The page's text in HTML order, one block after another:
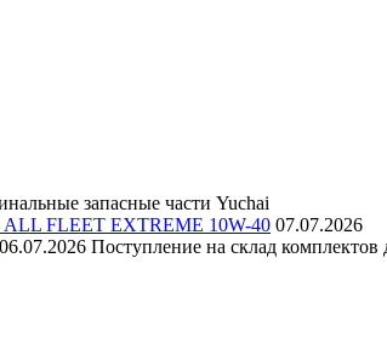
запасные части Yuchai
ALL FLEET EXTREME 10W-40 07.07.2026
06.07.2026 Поступление на склад комплектов